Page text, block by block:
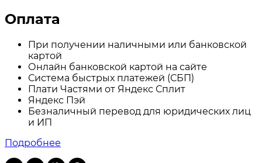
Оплата
При получении наличными или банковской
картой
Онлайн банковской картой на сайте
Система быстрых платежей (СБП)
Плати Частями от Яндекс Сплит
Яндекс Пэй
Безналичный перевод для юридических лиц
и ИП
Подробнее